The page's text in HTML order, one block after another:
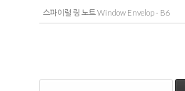
스파이럴 링 노트 Window Envelop - B6